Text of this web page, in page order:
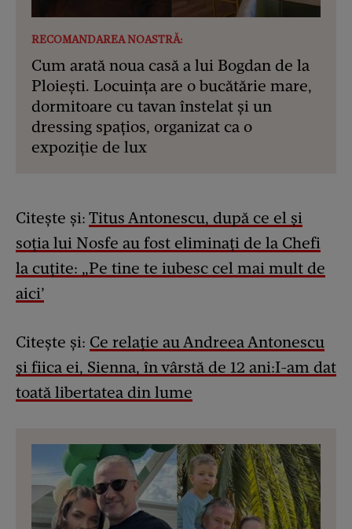
RECOMANDAREA NOASTRĂ:
Cum arată noua casă a lui Bogdan de la
Ploiești. Locuința are o bucătărie mare,
dormitoare cu tavan înstelat și un
dressing spațios, organizat ca o
expoziție de lux
Citește și: Titus Antonescu, după ce el și
soția lui Nosfe au fost eliminați de la Chefi
la cuțite: „Pe tine te iubesc cel mai mult de
aici’
Citește și: Ce relație au Andreea Antonescu
și fiica ei, Sienna, în vârstă de 12 ani:I-am dat
toată libertatea din lume